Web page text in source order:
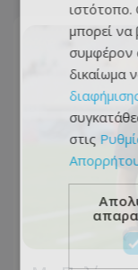
ιστότοπο.
μπορεί να
συμφέρον
δικαίωμα
στις